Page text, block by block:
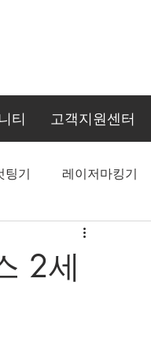
티 고객지원센터
팅기 레이저마킹기
2세